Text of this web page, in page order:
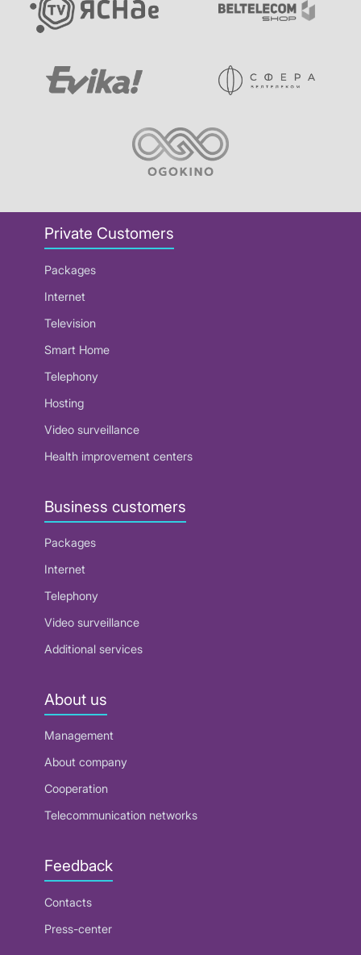
Private Customers
Packages
Internet
Television
Smart Home
Telephony
Hosting
Video surveillance
Health improvement centers
Business customers
Packages
Internet
Telephony
Video surveillance
Additional services
About us
Management
About company
Cooperation
Telecommunication networks
Feedback
Contacts
Press-center